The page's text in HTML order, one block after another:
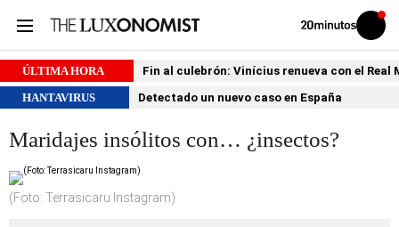
Volver
Iniciar
sesión
ÚLTIMA HORA
Fin al culebrón: Vinícius renueva con el Real
HANTAVIRUS
Detectado un nuevo caso en España
Maridajes insólitos con… ¿insectos?
(Foto: Terrasicaru Instagram)